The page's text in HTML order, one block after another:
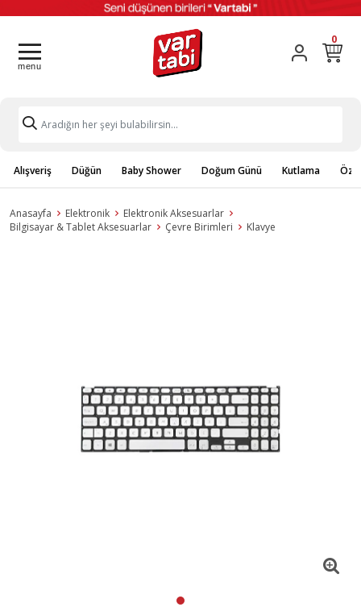
0
Alışveriş Düğün Baby Shower Doğum Günü Kutlama
Anasayfa Elektronik
Elektronik Aksesuarlar
Bilgisayar & Tablet Aksesuarlar
Çevre Birimleri Klavye